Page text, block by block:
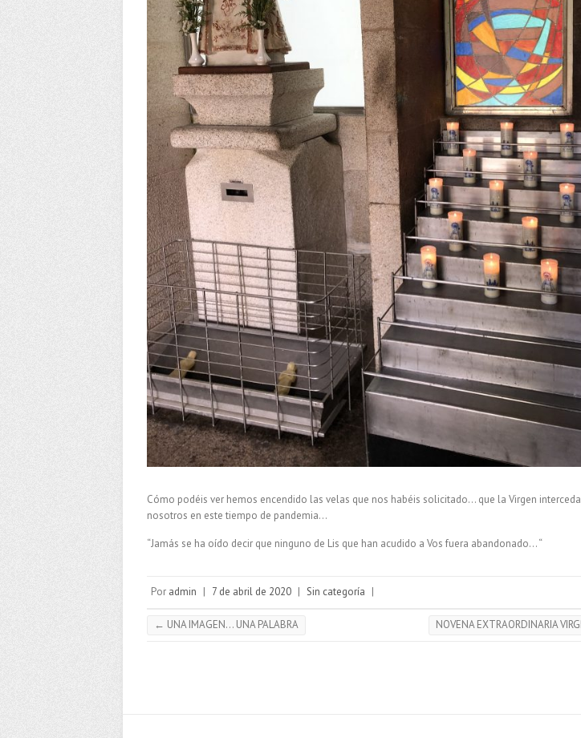
Cómo podéis ver hemos encendido las velas que nos habéis solicitado… que la Virgen
nosotros en este tiempo de pandemia…
“Jamás se ha oído decir que ninguno de Lis que han acudido a Vos fuera abandonado… “
Por admin | 7 de abril de 2020 | Sin categoría |
← UNA IMAGEN… UNA PALABRA NOVENA EXTRAORDINARIA